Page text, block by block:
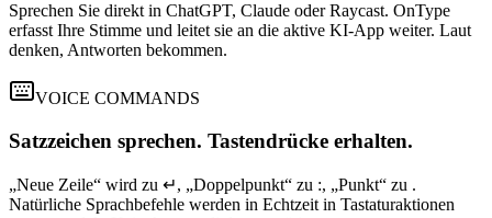
Sprechen Sie direkt in ChatGPT, Claude oder Raycast. OnType
erfasst Ihre Stimme und leitet sie an die aktive KI-App weiter. Laut
denken, Antworten bekommen.
VOICE COMMANDS
Satzzeichen sprechen. Tastendrücke erhalten.
„Neue Zeile“ wird zu ↵, „Doppelpunkt“ zu :, „Punkt“ zu .
Natürliche Sprachbefehle werden in Echtzeit in Tastaturaktionen